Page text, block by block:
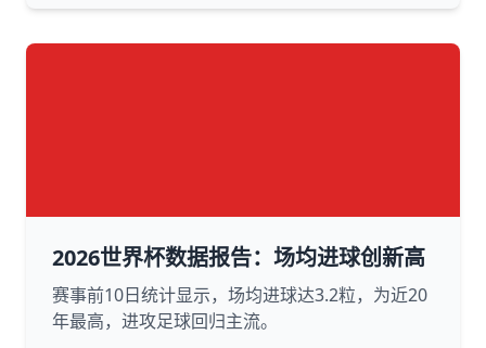
2026世界杯数据报告：场均进球创新高
赛事前10日统计显示，场均进球达3.2粒，为近20
年最高，进攻足球回归主流。